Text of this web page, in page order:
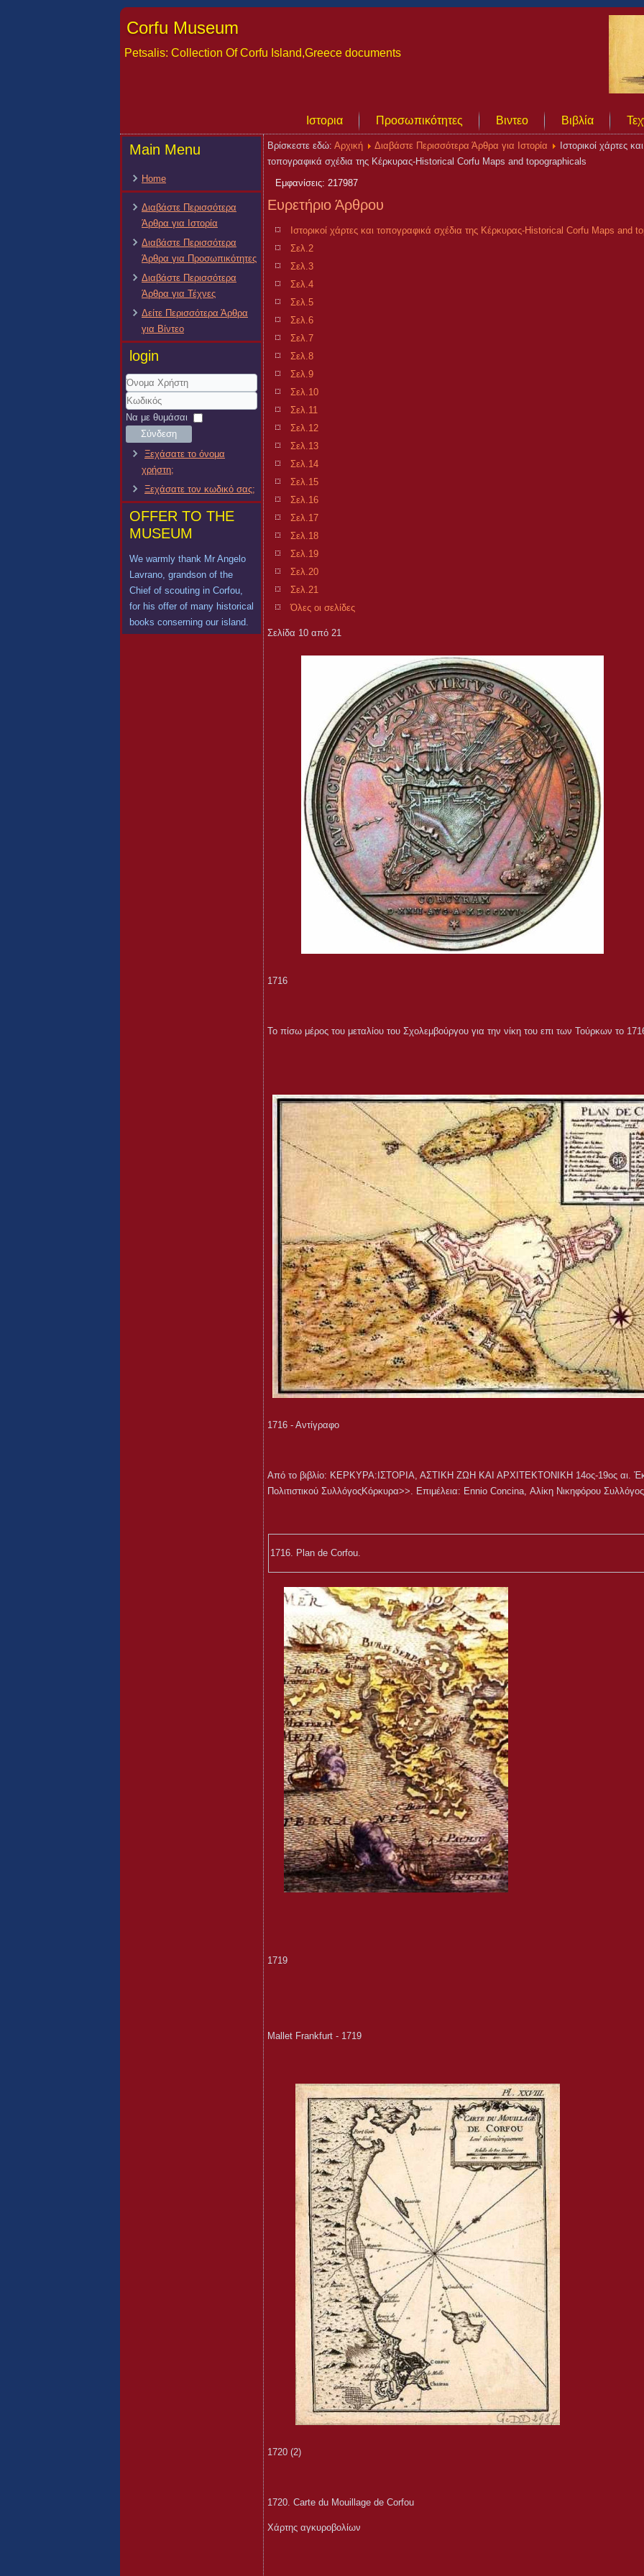
Corfu Museum
Petsalis: Collection Of Corfu Island,Greece documents
Ιστορια Προσωπικότητες Βιντεο Βιβλία
Main Menu
Home
Διαβάστε Περισσότερα
Άρθρα για Ιστορία
Διαβάστε Περισσότερα
Άρθρα για Προσωπικότητες
Διαβάστε Περισσότερα
Άρθρα για Τέχνες
Δείτε Περισσότερα Άρθρα
για Βίντεο
login
Όνομα
Χρήστη
Κωδικός
Να με θυμάσαι
Σύνδεση
Ξεχάσατε το όνομα
χρήστη;
Ξεχάσατε τον κωδικό σας;
OFFER TO THE
MUSEUM
We warmly thank Mr Angelo
Lavrano, grandson of the
Chief of scouting in Corfou,
for his offer of many historical
books conserning our island.
Βρίσκεστε εδώ: Αρχική Διαβάστε Περισσότερα Άρθρα για Ιστορία
Ιστορικοί χάρτες και
τοπογραφικά σχέδια της Κέρκυρας-Historical Corfu Maps and topographicals
Εμφανίσεις: 217987
Ευρετήριο Άρθρου
Ιστορικοί χάρτες και τοπογραφικά σχέδια της Κέρκυρας-Historical Corfu Maps and
Σελ.2
Σελ.3
Σελ.4
Σελ.5
Σελ.6
Σελ.7
Σελ.8
Σελ.9
Σελ.10
Σελ.11
Σελ.12
Σελ.13
Σελ.14
Σελ.15
Σελ.16
Σελ.17
Σελ.18
Σελ.19
Σελ.20
Σελ.21
Όλες οι σελίδες
Σελίδα 10 από 21
1716
Το πίσω μέρος του μεταλίου του Σχολεμβούργου για την νίκη του επι των Τούρκων το
1716 - Αντίγραφο
Aπό το βιβλίο: ΚΕΡΚΥΡΑ:ΙΣΤΟΡΙΑ, ΑΣΤΙΚΗ ΖΩΗ ΚΑΙ ΑΡΧΙΤΕΚΤΟΝΙΚΗ 14ος-19ος αι.
Πολιτιστικού ΣυλλόγοςΚόρκυρα>>. Επιμέλεια: Ennio Concina, Αλίκη Νικηφόρου
1716. Plan de Corfou.
1719
Mallet Frankfurt - 1719
1720 (2)
1720. Carte du Mouillage de Corfou
Χάρτης αγκυροβολίων